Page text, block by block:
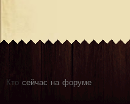
Кто сейчас на форуме